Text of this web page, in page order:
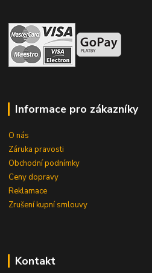
Informace pro zákazníky
O nás
Záruka pravosti
Obchodní podnímky
Ceny dopravy
Reklamace
Zrušení kupní smlouvy
Kontakt